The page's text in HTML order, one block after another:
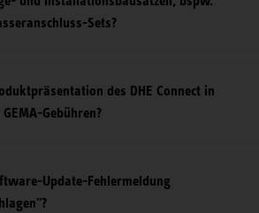
Sets?
des DHE Connect in
Gebühren?
Update-Fehlermeldung